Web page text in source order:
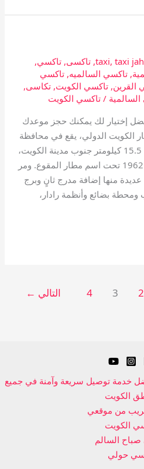
taxi, taxi
,تاكسى,تاكسي,
,تاكسي السالميه,تاكسي
القرين,تاكسي الكويت,تكاسى,
/تاكسي الكويت
العقيله 65090170 أفضل إختيار لك يمكنك حجز موعدك
الكويت الدولي، يقع في محافظة
الفروانية في الكويت على بعد 15.5 كيلومتر جنوب مدينة الكويت،
وقد تم البدء في تأسيسه عام 1962 تحت اسم مطار المقوع. ومر
منها إضافة مدرج ثانٍ وبرج
بضائع وأنظمة رادار،
2
3
4 التالي ←
24 ساعة – أفضل خدمة توصيل سريعة وآمنة في جميع
الكويت
من موقعي
الكويت
السالم
حولي